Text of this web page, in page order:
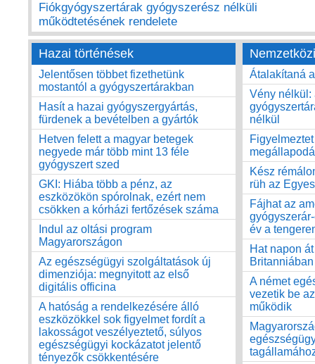
Fiókgyógyszertárak gyógyszerész nélküli
működtetésének rendelete
Hazai történések
Jelentősen többet fizethetünk
mostantól a gyógyszertárakban
Hasít a hazai gyógyszergyártás,
fürdenek a bevételben a gyártók
Hetven felett a magyar betegek
negyede már több mint 13 féle
gyógyszert szed
GKI: Hiába több a pénz, az
eszközökön spórolnak, ezért nem
csökken a kórházi fertőzések száma
Indul az oltási program
Magyarországon
Az egészségügyi szolgáltatások új
dimenziója: megnyitott az első
digitális officina
A hatóság a rendelkezésére álló
eszközökkel sok figyelmet fordít a
lakosságot veszélyeztető, súlyos
egészségügyi kockázatot jelentő
tényezők csökkentésére
Átalakítaná
Vény nélkül:
nélkül
Kész
rüh az
Fájhat az
év a
Hat napon
A német
vezetik be
működik